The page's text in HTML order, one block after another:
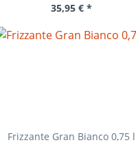
35,95 € *
Frizzante Gran Bianco 0,75 l